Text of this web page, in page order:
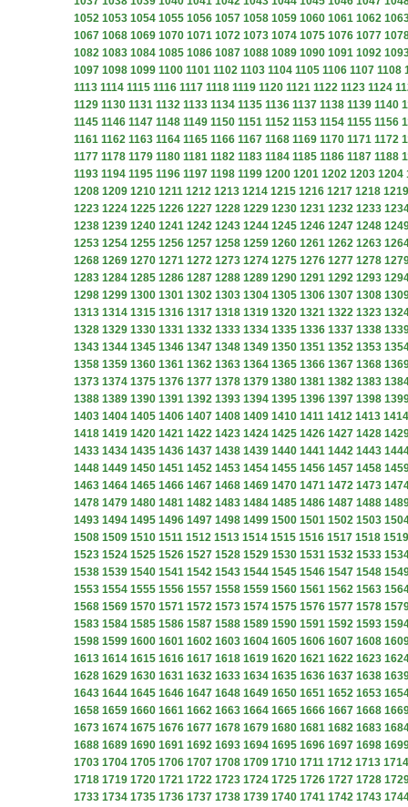
1052 1053 1054 1055 1056 1057 1058 1059 1060 1061 1062
1067 1068 1069 1070 1071 1072 1073 1074 1075 1076 1077
1082 1083 1084 1085 1086 1087 1088 1089 1090 1091 1092
1097 1098 1099 1100 1101 1102 1103 1104 1105 1106 1107 1108
1113 1114 1115 1116 1117 1118 1119 1120 1121 1122 1123 1124
1129 1130 1131 1132 1133 1134 1135 1136 1137 1138 1139 1140
1145 1146 1147 1148 1149 1150 1151 1152 1153 1154 1155 1156
1161 1162 1163 1164 1165 1166 1167 1168 1169 1170 1171 1172
1177 1178 1179 1180 1181 1182 1183 1184 1185 1186 1187 1188
1193 1194 1195 1196 1197 1198 1199 1200 1201 1202 1203 1204
1208 1209 1210 1211 1212 1213 1214 1215 1216 1217 1218 1219
1223 1224 1225 1226 1227 1228 1229 1230 1231 1232 1233
1238 1239 1240 1241 1242 1243 1244 1245 1246 1247 1248
1253 1254 1255 1256 1257 1258 1259 1260 1261 1262 1263
1268 1269 1270 1271 1272 1273 1274 1275 1276 1277 1278
1283 1284 1285 1286 1287 1288 1289 1290 1291 1292 1293
1298 1299 1300 1301 1302 1303 1304 1305 1306 1307 1308
1313 1314 1315 1316 1317 1318 1319 1320 1321 1322 1323
1328 1329 1330 1331 1332 1333 1334 1335 1336 1337 1338
1343 1344 1345 1346 1347 1348 1349 1350 1351 1352 1353
1358 1359 1360 1361 1362 1363 1364 1365 1366 1367 1368
1373 1374 1375 1376 1377 1378 1379 1380 1381 1382 1383
1388 1389 1390 1391 1392 1393 1394 1395 1396 1397 1398
1403 1404 1405 1406 1407 1408 1409 1410 1411 1412 1413 1414
1418 1419 1420 1421 1422 1423 1424 1425 1426 1427 1428
1433 1434 1435 1436 1437 1438 1439 1440 1441 1442 1443
1448 1449 1450 1451 1452 1453 1454 1455 1456 1457 1458
1463 1464 1465 1466 1467 1468 1469 1470 1471 1472 1473
1478 1479 1480 1481 1482 1483 1484 1485 1486 1487 1488
1493 1494 1495 1496 1497 1498 1499 1500 1501 1502 1503
1508 1509 1510 1511 1512 1513 1514 1515 1516 1517 1518 1519
1523 1524 1525 1526 1527 1528 1529 1530 1531 1532 1533
1538 1539 1540 1541 1542 1543 1544 1545 1546 1547 1548
1553 1554 1555 1556 1557 1558 1559 1560 1561 1562 1563
1568 1569 1570 1571 1572 1573 1574 1575 1576 1577 1578
1583 1584 1585 1586 1587 1588 1589 1590 1591 1592 1593
1598 1599 1600 1601 1602 1603 1604 1605 1606 1607 1608
1613 1614 1615 1616 1617 1618 1619 1620 1621 1622 1623
1628 1629 1630 1631 1632 1633 1634 1635 1636 1637 1638
1643 1644 1645 1646 1647 1648 1649 1650 1651 1652 1653
1658 1659 1660 1661 1662 1663 1664 1665 1666 1667 1668
1673 1674 1675 1676 1677 1678 1679 1680 1681 1682 1683
1688 1689 1690 1691 1692 1693 1694 1695 1696 1697 1698
1703 1704 1705 1706 1707 1708 1709 1710 1711 1712 1713 1714
1718 1719 1720 1721 1722 1723 1724 1725 1726 1727 1728
1733 1734 1735 1736 1737 1738 1739 1740 1741 1742 1743